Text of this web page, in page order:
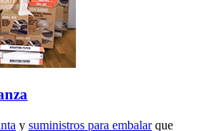
y suministros para embalarque